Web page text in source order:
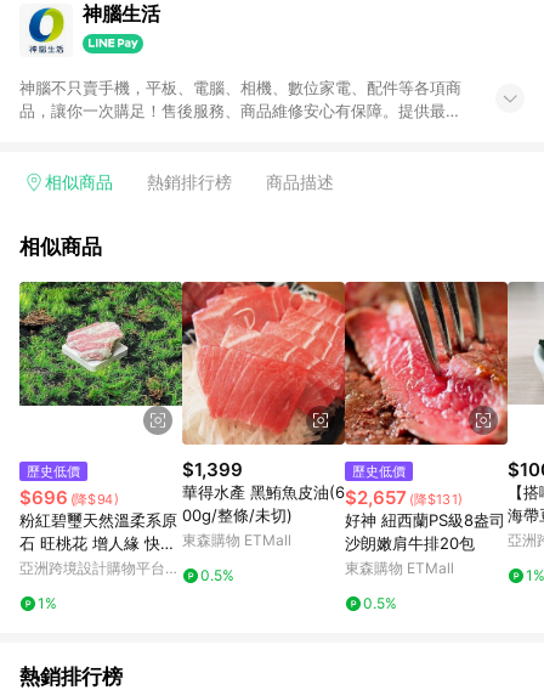
神腦生活
神腦不只賣手機，平板、電腦、相機、數位家電、配件等各項商
品，讓你一次購足！售後服務、商品維修安心有保障。提供最新
相似商品 熱銷排行榜 商品描述
相似商品
歷史低價
$696 (降$94)
粉紅碧璽天然溫柔系原
石 旺桃花 增人緣 快速
出貨 辦公室 風水
亞洲跨境設計購物平台
1%
$1,399
華得水產 黑鮪魚皮油(6
00g/整條/未切)
東森購物 ETMall
0.5%
歷史低價
$2,657 (降$131)
好神 紐西蘭PS級8盎司
沙朗嫩肩牛排20包
東森購物 ETMall
0.5%
【
海帶
亞洲
1%
熱銷排行榜